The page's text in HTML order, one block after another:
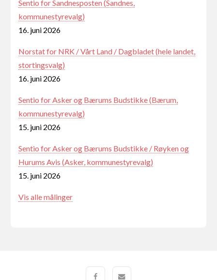
Sentio for Sandnesposten (Sandnes,
kommunestyrevalg)
16. juni 2026
Norstat for NRK / Vårt Land / Dagbladet (hele landet,
stortingsvalg)
16. juni 2026
Sentio for Asker og Bærums Budstikke (Bærum,
kommunestyrevalg)
15. juni 2026
Sentio for Asker og Bærums Budstikke / Røyken og
Hurums Avis (Asker, kommunestyrevalg)
15. juni 2026
Vis alle målinger